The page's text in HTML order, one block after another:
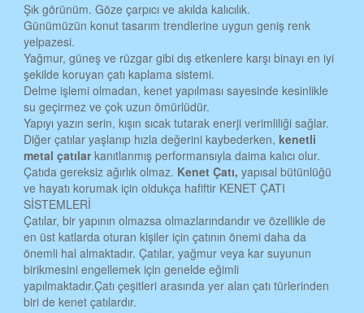
ERZİNCAN KENET ÇATI
ERZURUM KENET ÇATI
ESKİŞEHİR KENET ÇATI
GAZİANTEP KENET ÇATI
GİRESUN KENET ÇATI
GÜMÜŞHANE KENET ÇATI
HAKKARİ KENET ÇATI
HATAY KENET ÇATI
ISPARTA KENET ÇATI
MERSİN KENET ÇATI
iSTANBUL KENET ÇATI
Şık görünüm. Göze çarpıcı ve akılda kalıcılık.
Günümüzün konut tasarım trendlerine uygun geniş renk
yelpazesi.
Yağmur, güneş ve rüzgar gibi dış etkenlere karşı binayı en iyi
şekilde koruyan çatı kaplama sistemi.
Delme işlemi olmadan, kenet yapılması sayesinde kesinlikle
su geçirmez ve çok uzun ömürlüdür.
Yapıyı yazın serin, kışın sıcak tutarak enerji verimliliği sağlar.
Diğer çatılar yaşlanıp hızla değerini kaybederken,kenetli
metal çatılarkanıtlanmış performansıyla daima kalıcı olur.
Çatıda gereksiz ağırlık olmaz. Kenet Çatı, yapısal bütünlüğü
ve hayatı korumak için oldukça hafiftir KENET ÇATI
SİSTEMLERİ
Çatılar, bir yapının olmazsa olmazlarındandır ve özellikle de
en üst katlarda oturan kişiler için çatının önemi daha da
önemli hal almaktadır. Çatılar, yağmur veya kar suyunun
birikmesini engellemek için genelde eğimli
yapılmaktadır.Çatı çeşitleri arasında yer alan çatı türlerinden
biri de kenet çatılardır.